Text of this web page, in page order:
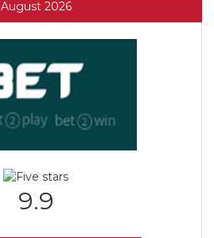
August 2026
9.9